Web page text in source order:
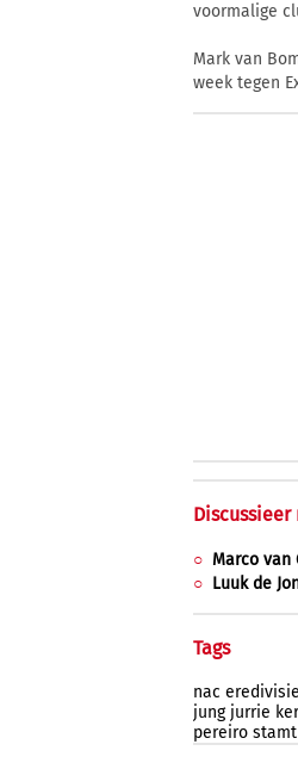
voormalige
Mark van
week tegen
Marco van
Luuk de
Tags
nac eredivisie
jung jurrie
pereiro stamt